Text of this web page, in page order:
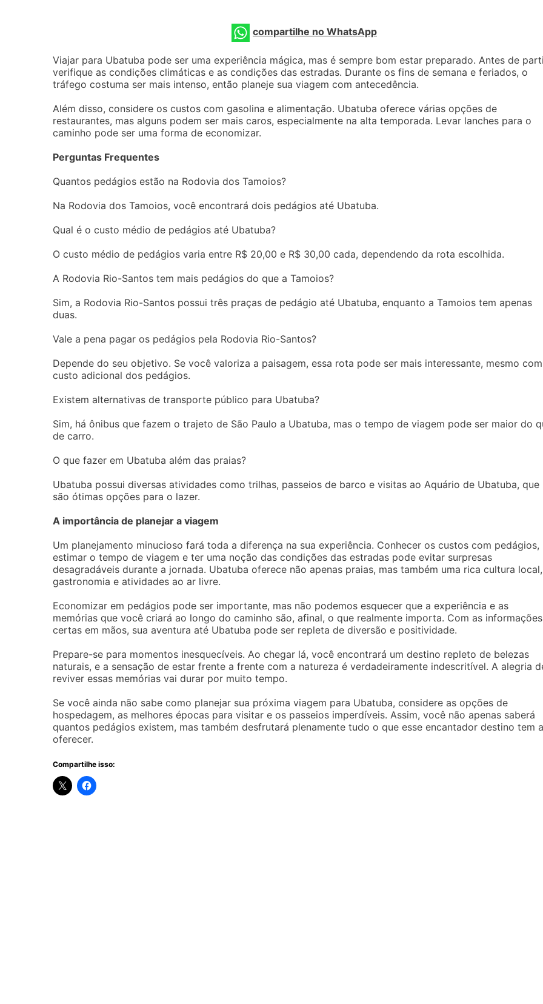
compartilhe no WhatsApp
Viajar para Ubatuba pode ser uma experiência mágica, mas é sempre bom estar preparado. Antes de
verifique as condições climáticas e as condições das estradas. Durante os fins de semana e feriados, o
tráfego costuma ser mais intenso, então planeje sua viagem com antecedência.
Além disso, considere os custos com gasolina e alimentação. Ubatuba oferece várias opções de
restaurantes, mas alguns podem ser mais caros, especialmente na alta temporada. Levar lanches para o
caminho pode ser uma forma de economizar.
Perguntas Frequentes
Quantos pedágios estão na Rodovia dos Tamoios?
Na Rodovia dos Tamoios, você encontrará dois pedágios até Ubatuba.
Qual é o custo médio de pedágios até Ubatuba?
O custo médio de pedágios varia entre R$ 20,00 e R$ 30,00 cada, dependendo da rota escolhida.
A Rodovia Rio-Santos tem mais pedágios do que a Tamoios?
Sim, a Rodovia Rio-Santos possui três praças de pedágio até Ubatuba, enquanto a Tamoios tem apenas
duas.
Vale a pena pagar os pedágios pela Rodovia Rio-Santos?
Depende do seu objetivo. Se você valoriza a paisagem, essa rota pode ser mais interessante, mesmo
custo adicional dos pedágios.
Existem alternativas de transporte público para Ubatuba?
Sim, há ônibus que fazem o trajeto de São Paulo a Ubatuba, mas o tempo de viagem pode ser maior do
de carro.
O que fazer em Ubatuba além das praias?
Ubatuba possui diversas atividades como trilhas, passeios de barco e visitas ao Aquário de Ubatuba, que
são ótimas opções para o lazer.
A importância de planejar a viagem
Um planejamento minucioso fará toda a diferença na sua experiência. Conhecer os custos com pedágios,
estimar o tempo de viagem e ter uma noção das condições das estradas pode evitar surpresas
desagradáveis durante a jornada. Ubatuba oferece não apenas praias, mas também uma rica cultura local,
gastronomia e atividades ao ar livre.
Economizar em pedágios pode ser importante, mas não podemos esquecer que a experiência e as
memórias que você criará ao longo do caminho são, afinal, o que realmente importa. Com as informações
certas em mãos, sua aventura até Ubatuba pode ser repleta de diversão e positividade.
Prepare-se para momentos inesquecíveis. Ao chegar lá, você encontrará um destino repleto de belezas
naturais, e a sensação de estar frente a frente com a natureza é verdadeiramente indescritível. A alegria
reviver essas memórias vai durar por muito tempo.
Se você ainda não sabe como planejar sua próxima viagem para Ubatuba, considere as opções de
hospedagem, as melhores épocas para visitar e os passeios imperdíveis. Assim, você não apenas saberá
quantos pedágios existem, mas também desfrutará plenamente tudo o que esse encantador destino tem a
oferecer.
Compartilhe isso: